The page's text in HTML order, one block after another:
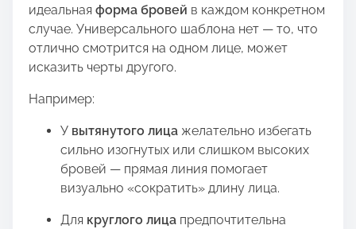
идеальная форма бровей в каждом конкретном
случае. Универсального шаблона нет — то, что
отлично смотрится на одном лице, может
исказить черты другого.
Например:
У вытянутого лица желательно избегать
сильно изогнутых или слишком высоких
бровей — прямая линия помогает
визуально «сократить» длину лица.
Для круглого лица предпочтительна